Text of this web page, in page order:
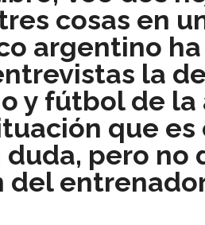
cosas en
argentino
la
y fútbol de
que
duda, pero no
del